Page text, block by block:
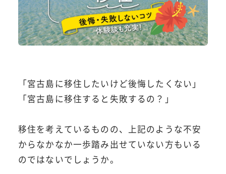
「宮古島に移住したいけど後悔したくない」
「宮古島に移住すると失敗するの？」
移住を考えているものの、上記のような不安
からなかなか一歩踏み出せていない方もいる
のではないでしょうか。